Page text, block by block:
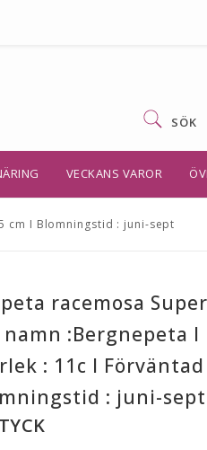
SÖK
VECKANS VAROR
cm I Blomningstid : juni-sept
racemosa
namn :Bergnepeta I
: 11c I Förväntad
: juni-sept